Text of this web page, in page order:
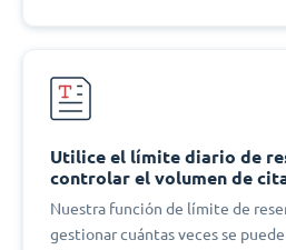
Utilice el límite diario de
controlar el volumen de
Nuestra función de límite de
gestionar cuántas veces se